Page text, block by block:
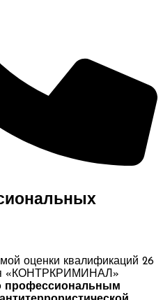
оценки квалификаций 26
«КОНТРКРИМИНАЛ»
профессиональным